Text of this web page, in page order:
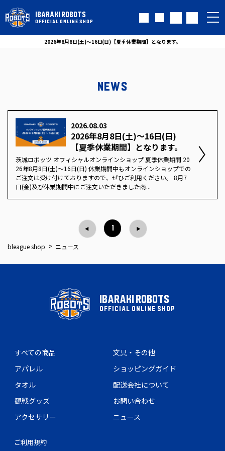
IBARAKI ROBOTS
OFFICIAL ONLINE SHOP
2026年8月8日(土)～16日(日)【夏季休業期間】となります。
NEWS
2026.08.03
2026年8月8日(土)～16日(日)
【夏季休業期間】となります。
茨城ロボッツ オフィシャルオンラインショップ 夏季休業期間 20
26年8月8日(土)～16日(日) 休業期間中もオンラインショップでの
ご注文は受け付けておりますので、ぜひご利用ください。 8月7
日(金)及び休業期間中にご注文いただきました商...
1
bleague shop ニュース
IBARAKI ROBOTS
OFFICIAL ONLINE SHOP
すべての商品
アパレル
タオル
観戦グッズ
アクセサリー
文具・その他
ショッピングガイド
配送会社について
お問い合わせ
ニュース
ご利用規約